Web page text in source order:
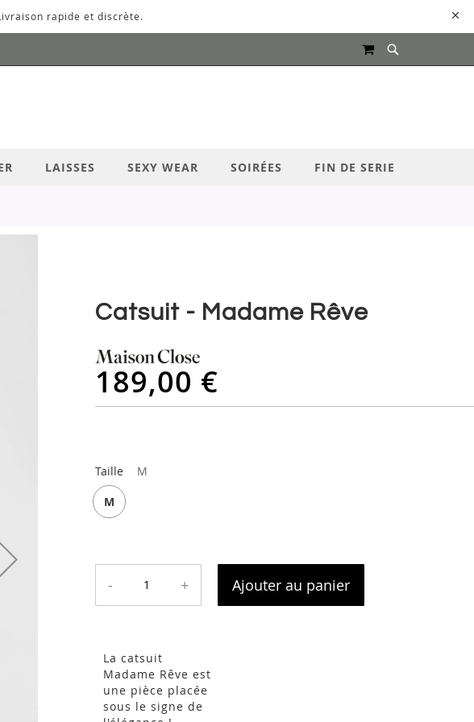
rapide et discrète.
"ENTRER" POUR LANCER LA RECHERCHE
MON PANIER
LAISSES SEXY WEAR SOIRÉES FIN DE SERIE
Catsuit - Madame Rêve
189,00 €
Taille
M
M
- + Ajouter au panier
La catsuit
Madame Rêve est
une pièce placée
sous le signe de